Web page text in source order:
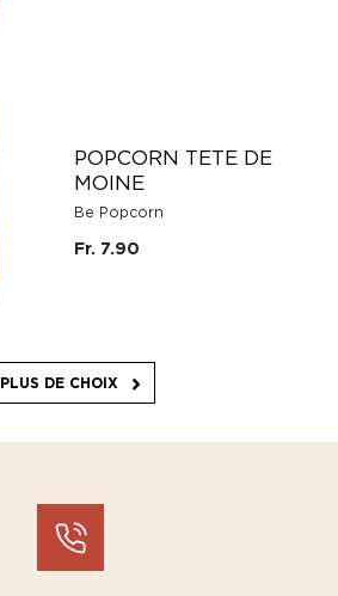
POPCORN TETE DE
MOINE
Be Popcorn
Fr. 7.90
PLUS DE CHOIX